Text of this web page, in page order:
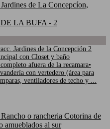
de La Concepcíon,
LA BUFA - 2
Jardines de la Concepción 2
con Closet y baño
afuera de la recamara•
con vertedero (área para
ventiladores de techo y ...